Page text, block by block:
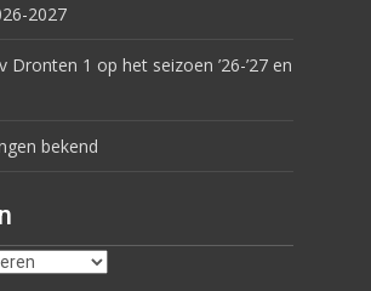
2027
Dronten 1 op het seizoen ’26-’27 en
bekend